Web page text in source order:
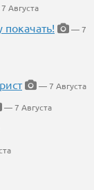
Августа
— 7
— 7 Августа
— 7 Августа